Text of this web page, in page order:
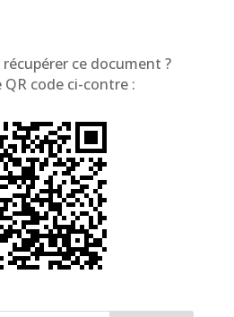
ce document ?
QR code ci-contre :